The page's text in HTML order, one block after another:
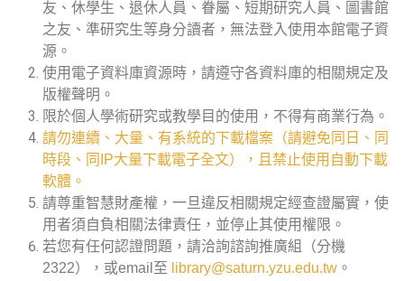
友、休學生、退休人員、眷屬、短期研究人員、圖書館
之友、準研究生等身分讀者，無法登入使用本館電子資
源。
使用電子資料庫資源時，請遵守各資料庫的相關規定及
版權聲明。
限於個人學術研究或教學目的使用，不得有商業行為。
請勿連續、大量、有系統的下載檔案（請避免同日、同
時段、同IP大量下載電子全文），且禁止使用自動下載
軟體。
請尊重智慧財產權，一旦違反相關規定經查證屬實，使
用者須自負相關法律責任，並停止其使用權限。
若您有任何認證問題，請洽詢諮詢推廣組（分機
2322），或email至 library@saturn.yzu.edu.tw 。